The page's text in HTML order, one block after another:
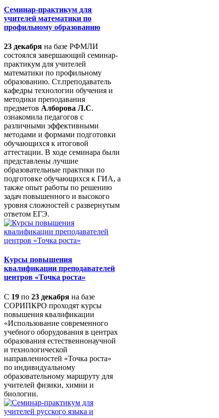
Семинар-практикум для
учителей математики по
профильному образованию
23 декабря на базе РФМЛИ
состоялся завершающий семинар-
практикум для учителей
математики по профильному
образованию. Ст.преподаватель
кафедры технологии обучения и
методики преподавания
предметов Алборова Л.С.
ознакомила педагогов с
различными эффективными
методами и формами подготовки
обучающихся к итоговой
аттестации. В ходе семинара были
представлены лучшие
образовательные практики по
подготовке обучающихся к ГИА, а
также опыт работы по решению
задач повышенного и высокого
уровня сложностей с развернутым
ответом ЕГЭ.
Курсы повышения
квалификации преподавателей
центров «Точка роста»
С 19 по 23 декабря на базе
СОРИПКРО проходят курсы
повышения квалификации
«Использование современного
учебного оборудования в центрах
образования естественнонаучной
и технологической
направленностей «Точка роста»
по индивидуальному
образовательному маршруту для
учителей физики, химии и
биологии.